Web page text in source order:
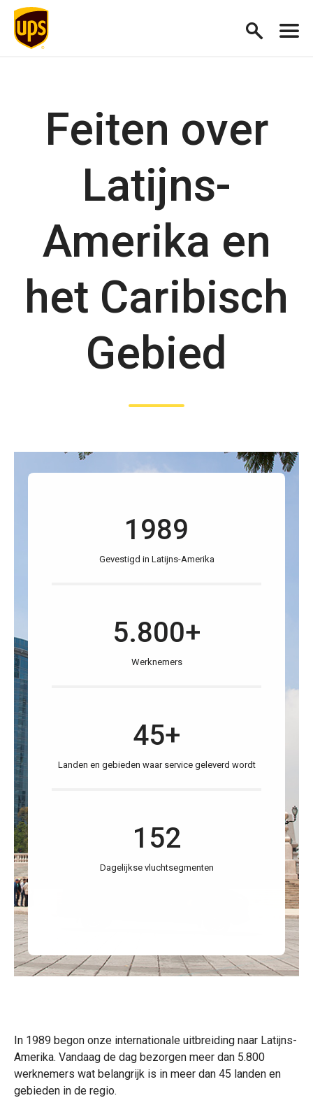
Feiten over
Latijns-
Amerika en
het Caribisch
Gebied
1989
Gevestigd in Latijns-Amerika
5.800+
Werknemers
45+
Landen en gebieden waar service geleverd wordt
152
Dagelijkse vluchtsegmenten
In 1989 begon onze internationale uitbreiding naar Latijns-
Amerika. Vandaag de dag bezorgen meer dan 5.800
werknemers wat belangrijk is in meer dan 45 landen en
gebieden in de regio.